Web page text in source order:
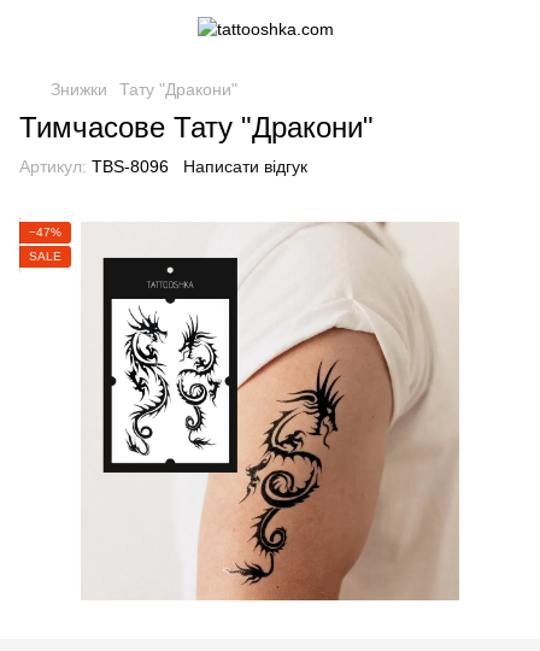
Знижки Тату "Дракони"
Тимчасове Тату "Дракони"
Артикул: TBS-8096 Написати відгук
−47%
SALE